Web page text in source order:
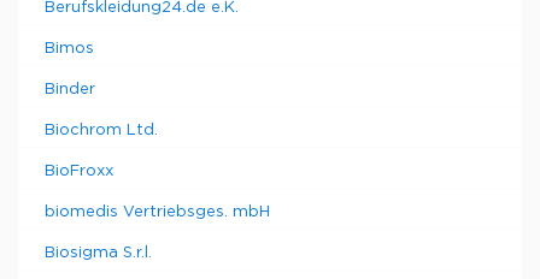
Berufskleidung24.de e.K.
Bimos
Binder
Biochrom Ltd.
BioFroxx
biomedis Vertriebsges. mbH
Biosigma S.r.l.